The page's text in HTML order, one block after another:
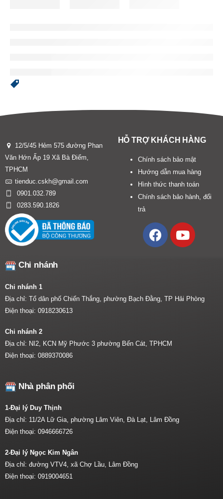
12/5/45 Hẻm 575 đường Phan
Văn Hớn Ấp 19 Xã Bà Điểm,
TPHCM
tienduc.cskh@gmail.com
0901.032.789
0283.590.1826
HỖ TRỢ KHÁCH HÀNG
Chính sách bảo mật
Hướng dẫn mua hàng
Hình thức thanh toán
Chính sách bảo hành, đổi
trả
Chi nhánh
Chi nhánh 1
Địa chỉ: Tổ dân phố Chiến Thắng, phường Bạch Đằng, TP Hải Phòng
Điện thoại: 0918230613
Chi nhánh 2
Địa chỉ: NI2, KCN Mỹ Phước 3 phường Bến Cát, TPHCM
Điện thoại: 0889370086
Nhà phân phối
1-Đại lý Duy Thịnh
Địa chỉ: 11/2A Lữ Gia, phường Lâm Viên, Đà Lạt, Lâm Đồng
Điện thoại: 0946666726
2-Đại lý Ngọc Kim Ngân
Địa chỉ: đường VTV4, xã Chợ Lầu, Lâm Đồng
Điện thoại: 0919004651